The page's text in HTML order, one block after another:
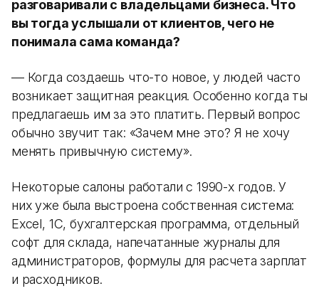
разговаривали с владельцами бизнеса. Что
вы тогда услышали от клиентов, чего не
понимала сама команда?
— Когда создаешь что-то новое, у людей часто
возникает защитная реакция. Особенно когда ты
предлагаешь им за это платить. Первый вопрос
обычно звучит так: «Зачем мне это? Я не хочу
менять привычную систему».
Некоторые салоны работали с 1990-х годов. У
них уже была выстроена собственная система:
Excel, 1С, бухгалтерская программа, отдельный
софт для склада, напечатанные журналы для
администраторов, формулы для расчета зарплат
и расходников.